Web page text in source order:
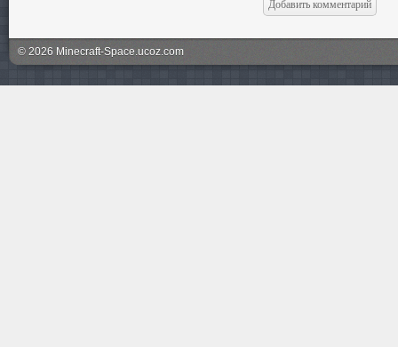
© 2026 Minecraft-Space.ucoz.com